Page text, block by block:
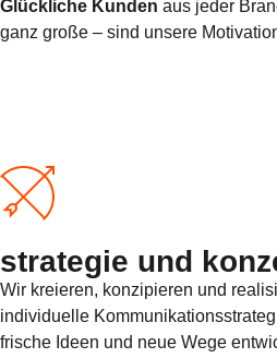
Glückliche Kunden aus jeder
ganz große – sind unsere
strategie und
Wir kreieren, konzipieren und
individuelle
frische Ideen und neue Wege